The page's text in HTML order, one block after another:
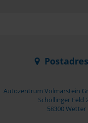
Autozentrum Volmarstein
Schöllinger Feld
58300 Wetter